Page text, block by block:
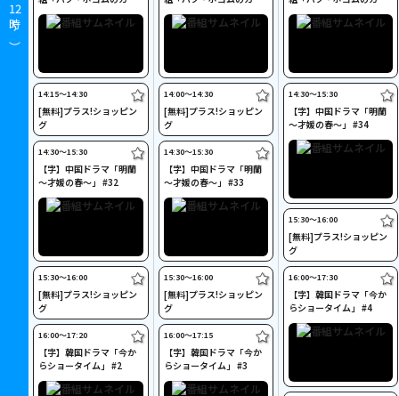
12
時～）
タービレ」 #19
14:15〜14:30
[無料]プラス!ショッピン
グ
14:30〜15:30
【字】中国ドラマ「明蘭
～才媛の春～」 #32
15:30〜16:00
[無料]プラス!ショッピン
グ
16:00〜17:20
【字】韓国ドラマ「今か
らショータイム」 #2
タービレ」 #20
14:00〜14:30
[無料]プラス!ショッピン
グ
14:30〜15:30
【字】中国ドラマ「明蘭
～才媛の春～」 #33
15:30〜16:00
[無料]プラス!ショッピン
グ
16:00〜17:15
【字】韓国ドラマ「今か
らショータイム」 #3
タービレ」 #21(最終回)
14:30〜15:30
【字】中国ドラマ「明蘭
～才媛の春～」 #34
15:30〜16:00
[無料]プラス!ショッピン
グ
16:00〜17:30
【字】韓国ドラマ「今か
らショータイム」 #4